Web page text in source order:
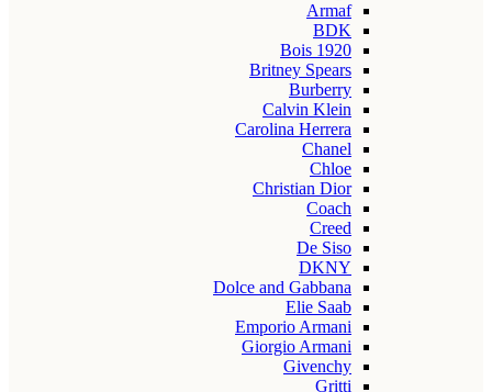
Armaf
BDK
Bois 1920
Britney Spears
Burberry
Calvin Klein
Carolina Herrera
Chanel
Chloe
Christian Dior
Coach
Creed
De Siso
DKNY
Dolce and Gabbana
Elie Saab
Emporio Armani
Giorgio Armani
Givenchy
Gritti